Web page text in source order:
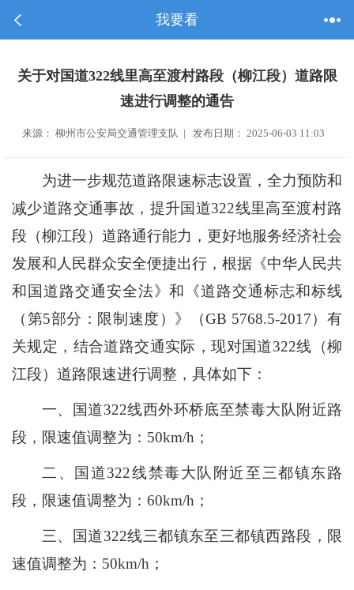
我要看
关于对国道322线里高至渡村路段（柳江段）道路限
速进行调整的通告
来源： 柳州市公安局交通管理支队 | 发布日期： 2025-06-03 11:03
为进一步规范道路限速标志设置，全力预防和
减少道路交通事故，提升国道322线里高至渡村路
段（柳江段）道路通行能力，更好地服务经济社会
发展和人民群众安全便捷出行，根据《中华人民共
和国道路交通安全法》和《道路交通标志和标线
（第5部分：限制速度）》（GB 5768.5-2017）有
关规定，结合道路交通实际，现对国道322线（柳
江段）道路限速进行调整，具体如下：
一、国道322线西外环桥底至禁毒大队附近路
段，限速值调整为：50km/h；
二、国道322线禁毒大队附近至三都镇东路
段，限速值调整为：60km/h；
三、国道322线三都镇东至三都镇西路段，限
速值调整为：50km/h；